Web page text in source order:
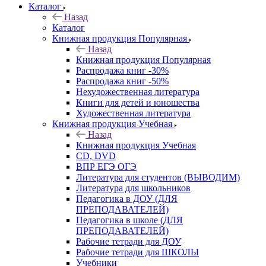
Каталог
Назад
Каталог
Книжная продукция Популярная
Назад
Книжная продукция Популярная
Распродажа книг -30%
Распродажа книг -50%
Нехудожественная литература
Книги для детей и юношества
Художественная литература
Книжная продукция Учебная
Назад
Книжная продукция Учебная
CD, DVD
ВПР ЕГЭ ОГЭ
Литература для студентов (ВЫВОДИМ)
Литература для школьников
Педагогика в ДОУ (ДЛЯ
ПРЕПОДАВАТЕЛЕЙ)
Педагогика в школе (ДЛЯ
ПРЕПОДАВАТЕЛЕЙ)
Рабочие тетради для ДОУ
Рабочие тетради для ШКОЛЫ
Учебники